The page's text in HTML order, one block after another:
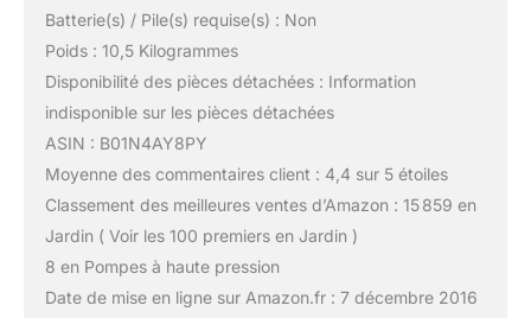
Batterie(s) / Pile(s) requise(s) : Non
Poids : 10,5 Kilogrammes
Disponibilité des pièces détachées : Information
indisponible sur les pièces détachées
ASIN : B01N4AY8PY
Moyenne des commentaires client : 4,4 sur 5 étoiles
Classement des meilleures ventes d’Amazon : 15 859 en
Jardin ( Voir les 100 premiers en Jardin )
8 en Pompes à haute pression
Date de mise en ligne sur Amazon.fr : 7 décembre 2016